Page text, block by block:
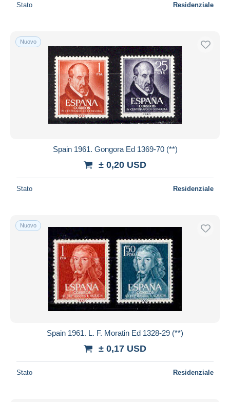
Stato Residenziale
Nuovo
Spain 1961. Gongora Ed 1369-70 (**)
± 0,20 USD
Stato Residenziale
Nuovo
Spain 1961. L. F. Moratin Ed 1328-29 (**)
± 0,17 USD
Stato Residenziale